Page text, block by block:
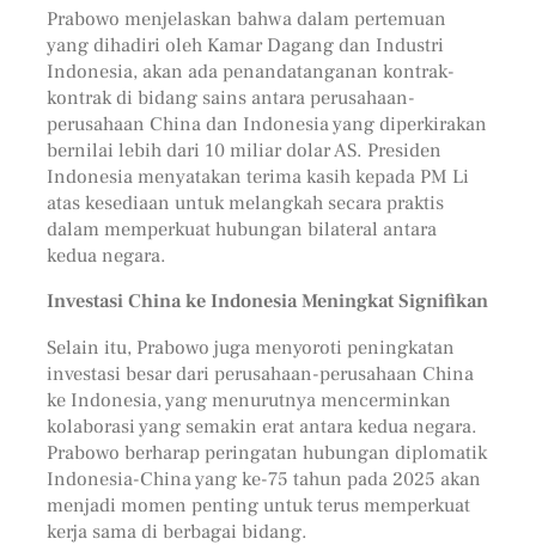
Prabowo menjelaskan bahwa dalam pertemuan
yang dihadiri oleh Kamar Dagang dan Industri
Indonesia, akan ada penandatanganan kontrak-
kontrak di bidang sains antara perusahaan-
perusahaan China dan Indonesia yang diperkirakan
bernilai lebih dari 10 miliar dolar AS. Presiden
Indonesia menyatakan terima kasih kepada PM Li
atas kesediaan untuk melangkah secara praktis
dalam memperkuat hubungan bilateral antara
kedua negara.
Investasi China ke Indonesia Meningkat Signifikan
Selain itu, Prabowo juga menyoroti peningkatan
investasi besar dari perusahaan-perusahaan China
ke Indonesia, yang menurutnya mencerminkan
kolaborasi yang semakin erat antara kedua negara.
Prabowo berharap peringatan hubungan diplomatik
Indonesia-China yang ke-75 tahun pada 2025 akan
menjadi momen penting untuk terus memperkuat
kerja sama di berbagai bidang.